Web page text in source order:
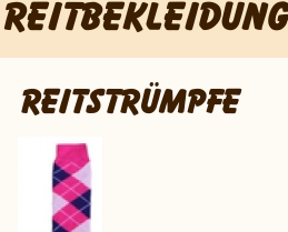
REITBEKLEIDUNG
REITSTRÜMPFE